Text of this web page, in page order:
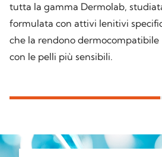
tutta la gamma Dermolab,
formulata con attivi lenitivi
che la rendono dermocompatibile
con le pelli più sensibili.